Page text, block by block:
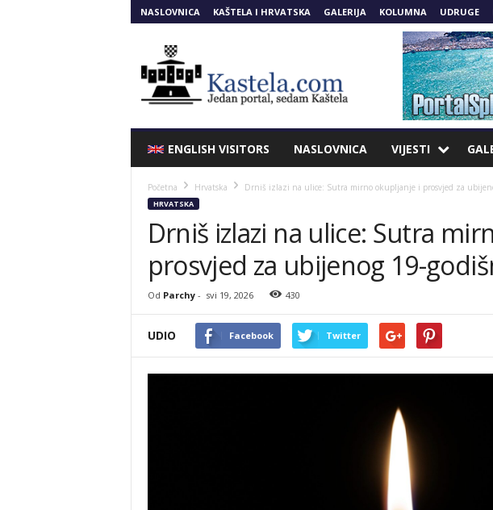
NASLOVNICA KAŠTELA I HRVATSKA GALERIJA KOLUMNA UDRUGE
ENGLISH VISITORS NASLOVNICA VIJESTI
Početna Hrvatska Drniš izlazi na ulice: Sutra mirno okupljanje i prosvjed za
HRVATSKA
Drniš izlazi na ulice: Sutra
prosvjed za ubijenog 19-
Od Parchy- svi 19, 2026 430
UDIO Facebook Twitter